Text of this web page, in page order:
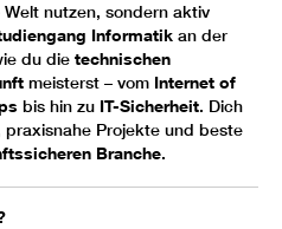
nutzen, sondern aktiv
Informatik an der
du die technischen
meisterst – vom Internet of
bis hin zu IT-Sicherheit. Dich
Projekte und beste
Branche.